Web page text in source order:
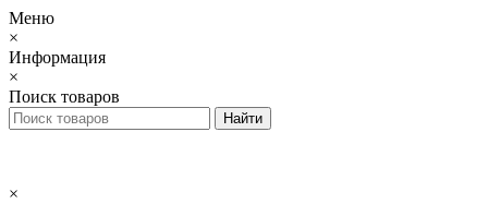
Меню
×
Информация
×
Поиск товаров
×